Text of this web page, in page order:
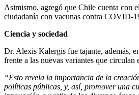
Asimismo, agregó que Chile cuenta con
ciudadanía con vacunas contra COVID-
Ciencia y sociedad
Dr. Alexis Kalergis fue tajante, además,
frente a las nuevas variantes que circulan
“Esto revela la importancia de la
políticas públicas, y, así, promover una